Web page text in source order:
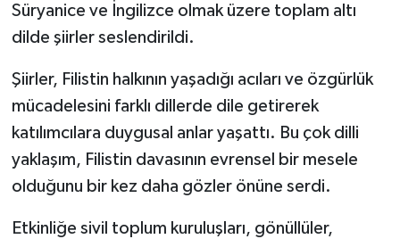
Süryanice ve İngilizce olmak üzere toplam altı
dilde şiirler seslendirildi.
Şiirler, Filistin halkının yaşadığı acıları ve özgürlük
mücadelesini farklı dillerde dile getirerek
katılımcılara duygusal anlar yaşattı. Bu çok dilli
yaklaşım, Filistin davasının evrensel bir mesele
olduğunu bir kez daha gözler önüne serdi.
Etkinliğe sivil toplum kuruluşları, gönüllüler,